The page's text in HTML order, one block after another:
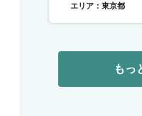
エリア：東京都
もっ